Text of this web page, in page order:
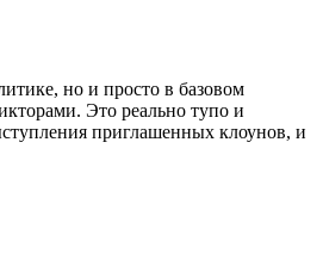
но и просто в базовом
Это реально тупо и
приглашенных клоунов, и